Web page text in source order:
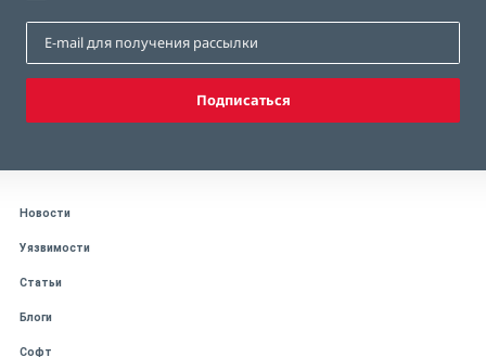
Подписаться
Новости
Уязвимости
Статьи
Блоги
Софт